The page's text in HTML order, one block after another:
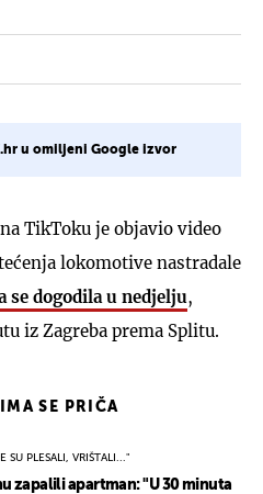
u omiljeni Google izvor
TikToku je objavio video
lokomotive nastradale
se dogodila u nedjelju,
iz Zagreba prema Splitu.
SE PRIČA
SU PLESALI, VRIŠTALI..."
zapalili apartman: "U 30 minuta